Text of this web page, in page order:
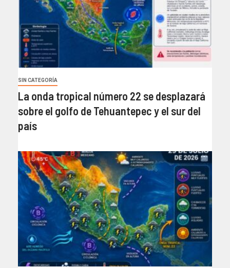
SIN CATEGORÍA
La onda tropical número 22 se desplazará
sobre el golfo de Tehuantepec y el sur del
país